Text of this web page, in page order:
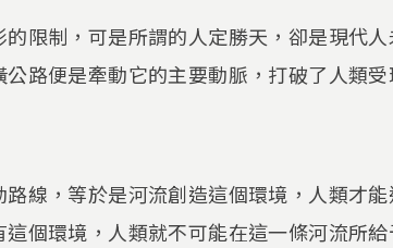
限制，可是所謂的人定勝天，卻是現代
路便是牽動它的主要動脈，打破了人類
線，等於是河流創造這個環境，人類才
個環境，人類就不可能在這一條河流所